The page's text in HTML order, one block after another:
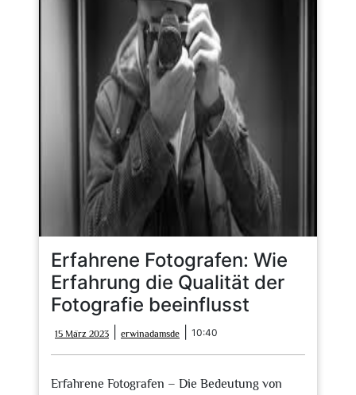
Erfahrene Fotografen: Wie
Erfahrung die Qualität der
Fotografie beeinflusst
15 März 2023
März
2023
erwinadamsde erwinadamsde
10:40
Erfahrene Fotografen – Die Bedeutung von